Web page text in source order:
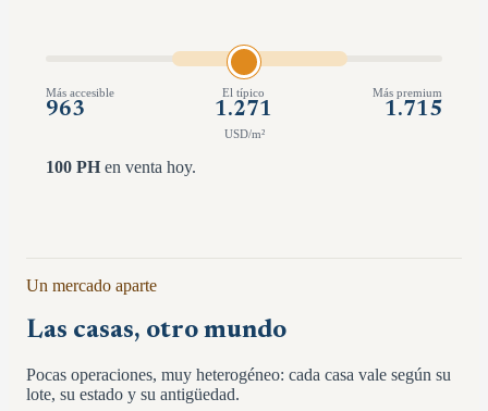
Más accesible
963
El típico
1.271
Más premium
1.715
USD/m²
100 PH en venta hoy.
Un mercado aparte
Las casas, otro mundo
Pocas operaciones, muy heterogéneo: cada casa vale según su
lote, su estado y su antigüedad.